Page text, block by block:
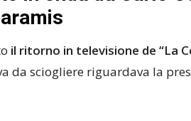
il ritorno in televisione de “La
da sciogliere riguardava la